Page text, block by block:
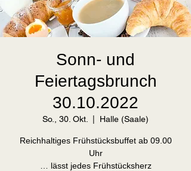
Sonn- und
Feiertagsbrunch
30.10.2022
So., 30. Okt. Halle (Saale)
Reichhaltiges Frühstücksbuffet ab 09.00
Uhr
… lässt jedes Frühstücksherz